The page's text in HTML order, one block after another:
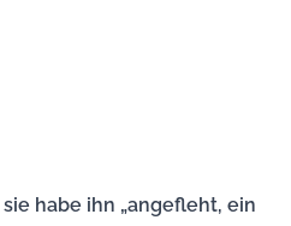
habe ihn „angefleht, ein